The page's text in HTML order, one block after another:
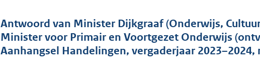
g
r
Antwoord van Minister Dijkgraaf (Onderwijs,
Minister voor Primair en Voortgezet Onderwijs
Aanhangsel Handelingen, vergaderjaar 2023–2024,